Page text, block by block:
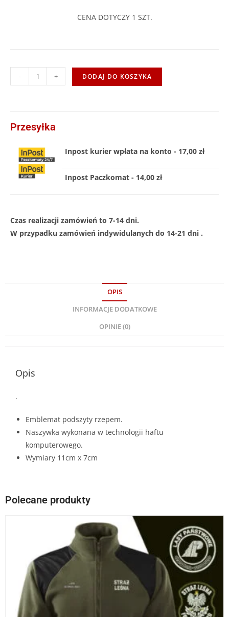
CENA DOTYCZY 1 SZT.
- + DODAJ DO KOSZYKA
Przesyłka
Inpost kurier wpłata na konto - 17,00 zł
Inpost Paczkomat - 14,00 zł
Czas realizacji zamówień to 7-14 dni.
W przypadku zamówień indywidulanych do 14-21 dni .
OPIS
INFORMACJE DODATKOWE
OPINIE (0)
Opis
.
Emblemat podszyty rzepem.
Naszywka wykonana w technologii haftu
komputerowego.
Wymiary 11cm x 7cm
Polecane produkty